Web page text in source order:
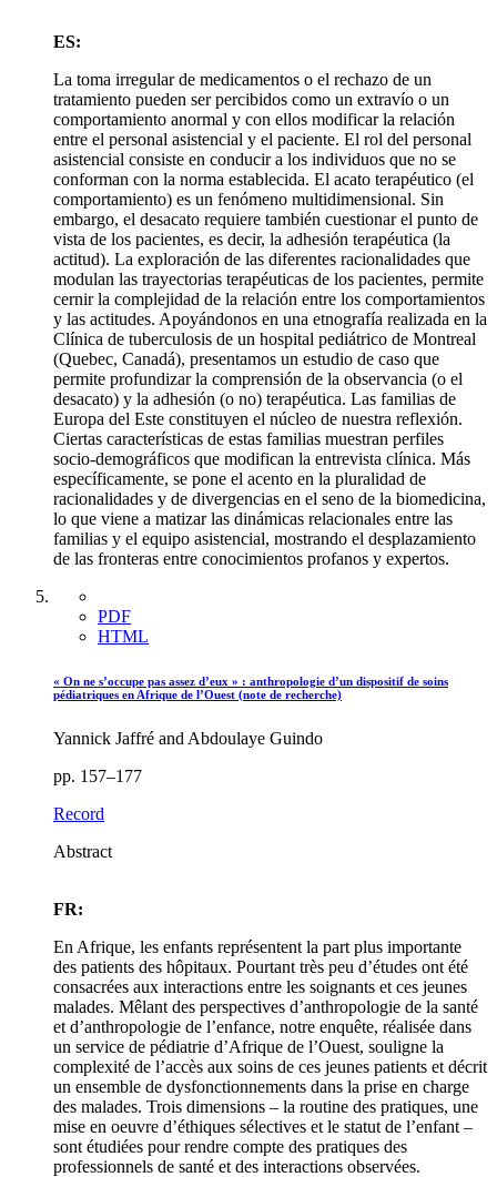
ES:
La toma irregular de medicamentos o el rechazo de un
tratamiento pueden ser percibidos como un extravío o un
comportamiento anormal y con ellos modificar la relación
entre el personal asistencial y el paciente. El rol del personal
asistencial consiste en conducir a los individuos que no se
conforman con la norma establecida. El acato terapéutico (el
comportamiento) es un fenómeno multidimensional. Sin
embargo, el desacato requiere también cuestionar el punto de
vista de los pacientes, es decir, la adhesión terapéutica (la
actitud). La exploración de las diferentes racionalidades que
modulan las trayectorias terapéuticas de los pacientes, permite
cernir la complejidad de la relación entre los comportamientos
y las actitudes. Apoyándonos en una etnografía realizada en la
Clínica de tuberculosis de un hospital pediátrico de Montreal
(Quebec, Canadá), presentamos un estudio de caso que
permite profundizar la comprensión de la observancia (o el
desacato) y la adhesión (o no) terapéutica. Las familias de
Europa del Este constituyen el núcleo de nuestra reflexión.
Ciertas características de estas familias muestran perfiles
socio-demográficos que modifican la entrevista clínica. Más
específicamente, se pone el acento en la pluralidad de
racionalidades y de divergencias en el seno de la biomedicina,
lo que viene a matizar las dinámicas relacionales entre las
familias y el equipo asistencial, mostrando el desplazamiento
de las fronteras entre conocimientos profanos y expertos.
PDF
HTML
« On ne s’occupe pas assez d’eux » : anthropologie d’un dispositif de soins
pédiatriques en Afrique de l’Ouest (note de recherche)
Yannick Jaffré and Abdoulaye Guindo
pp. 157–177
Record
Abstract
FR:
En Afrique, les enfants représentent la part plus importante
des patients des hôpitaux. Pourtant très peu d’études ont été
consacrées aux interactions entre les soignants et ces jeunes
malades. Mêlant des perspectives d’anthropologie de la santé
et d’anthropologie de l’enfance, notre enquête, réalisée dans
un service de pédiatrie d’Afrique de l’Ouest, souligne la
complexité de l’accès aux soins de ces jeunes patients et décrit
un ensemble de dysfonctionnements dans la prise en charge
des malades. Trois dimensions – la routine des pratiques, une
mise en oeuvre d’éthiques sélectives et le statut de l’enfant –
sont étudiées pour rendre compte des pratiques des
professionnels de santé et des interactions observées.